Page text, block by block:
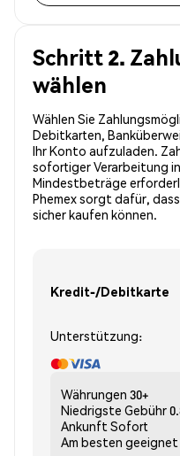
Schritt 2.
wählen
Wählen Sie
Debitkarten,
Ihr Konto aufzuladen.
sofortiger Verarbeitung
Mindestbeträge
Phemex sorgt dafür, dass
sicher kaufen können.
Kredit-/Debitkarte
Unterstützung:
Währungen 30+
Niedrigste Gebühr
Ankunft Sofort
Am besten